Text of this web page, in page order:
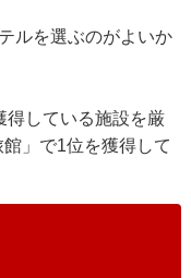
ルを選ぶのがよいか
得している施設を厳
」で1位を獲得して